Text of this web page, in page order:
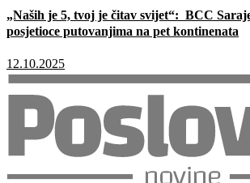
„Naših je 5, tvoj je čitav svijet“: BCC
posjetioce putovanjima na pet kontinenata
12.10.2025